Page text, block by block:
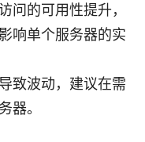
问的可用性提升，
响单个服务器的实
致波动，建议在需
器。